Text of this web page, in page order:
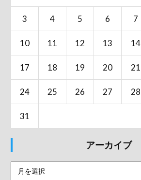
3 4 5 6 7
10 11 12 13 14
17 18 19 20 21
24 25 26 27 28
31
アーカイブ